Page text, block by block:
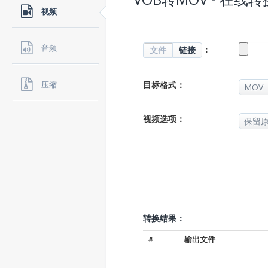
视频
音频
压缩
文件 链接 ：
目标格式：
视频选项：
转换结果：
# 输出文件